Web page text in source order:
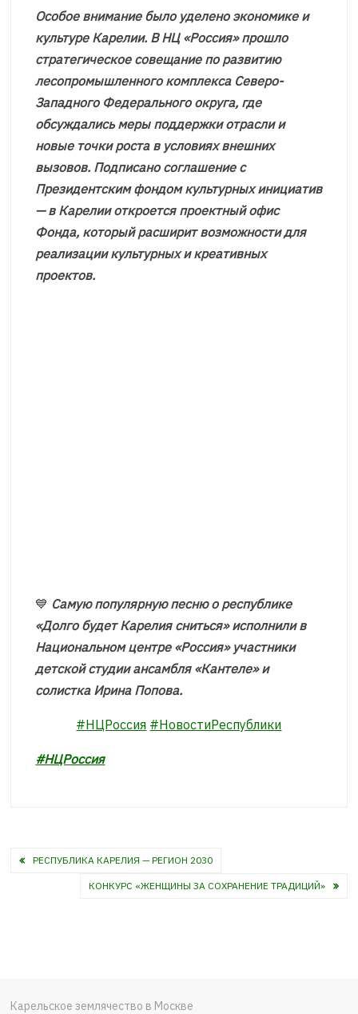
Особое внимание было уделено экономике и
культуре Карелии. В НЦ «Россия» прошло
стратегическое совещание по развитию
лесопромышленного комплекса Северо-
Западного Федерального округа, где
обсуждались меры поддержки отрасли и
новые точки роста в условиях внешних
вызовов. Подписано соглашение с
Президентским фондом культурных инициатив
— в Карелии откроется проектный офис
Фонда, который расширит возможности для
реализации культурных и креативных
проектов.
💙 Самую популярную песню о республике
«Долго будет Карелия сниться» исполнили в
Национальном центре «Россия» участники
детской студии ансамбля «Кантеле» и
солистка Ирина Попова.
#НЦРоссия #НовостиРеспублики
#НЦРоссия
Навигация
РЕСПУБЛИКА КАРЕЛИЯ — РЕГИОН 2030
КОНКУРС «ЖЕНЩИНЫ ЗА СОХРАНЕНИЕ ТРАДИЦИЙ»
Карельское землячество в Москве